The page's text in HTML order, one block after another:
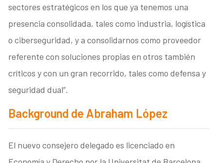
sectores estratégicos en los que ya tenemos una
presencia consolidada, tales como industria, logística
o ciberseguridad, y a consolidarnos como proveedor
referente con soluciones propias en otros también
críticos y con un gran recorrido, tales como defensa y
seguridad dual”.
Background de Abraham López
El nuevo consejero delegado es licenciado en